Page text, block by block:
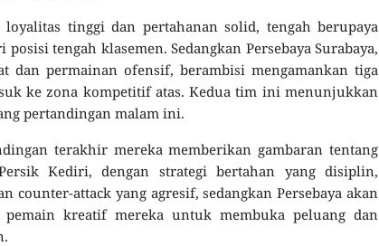
tinggi dan pertahanan solid, tengah berupaya
tengah klasemen. Sedangkan Persebaya Surabaya,
dan permainan ofensif, berambisi mengamankan tiga
ke zona kompetitif atas. Kedua tim ini menunjukkan
pertandingan malam ini.
terakhir mereka memberikan gambaran tentang
Kediri, dengan strategi bertahan yang disiplin,
counter-attack yang agresif, sedangkan Persebaya akan
kreatif mereka untuk membuka peluang dan